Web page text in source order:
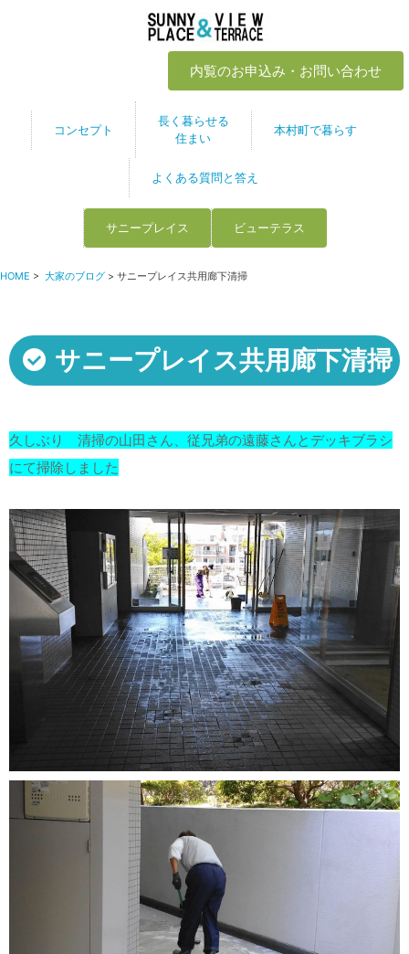
内覧のお申込み・お問い合わせ
コンセプト
長く暮らせる
住まい
本村町で暮らす
よくある質問と答え
サニープレイス ビューテラス
HOME > 大家のブログ > サニープレイス共用廊下清掃
サニープレイス共用廊下清掃
久しぶり 清掃の山田さん、従兄弟の遠藤さんとデッキブラシ
にて掃除しました